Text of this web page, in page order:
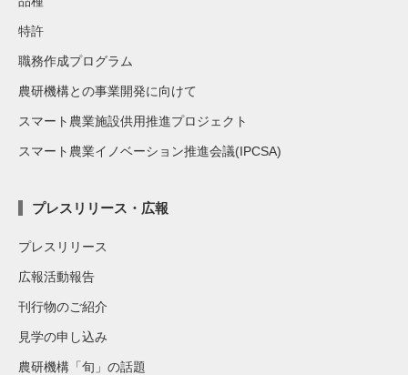
特許
職務作成プログラム
農研機構との事業開発に向けて
スマート農業施設供用推進プロジェクト
スマート農業イノベーション推進会議(IPCSA)
プレスリリース・広報
プレスリリース
広報活動報告
刊行物のご紹介
見学の申し込み
農研機構「旬」の話題